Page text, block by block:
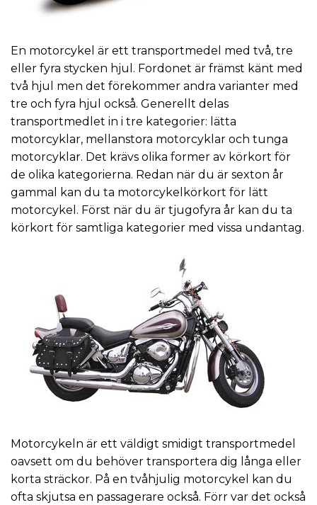
En motorcykel är ett transportmedel med två, tre
eller fyra stycken hjul. Fordonet är främst känt med
två hjul men det förekommer andra varianter med
tre och fyra hjul också. Generellt delas
transportmedlet in i tre kategorier: lätta
motorcyklar, mellanstora motorcyklar och tunga
motorcyklar. Det krävs olika former av körkort för
de olika kategorierna. Redan när du är sexton år
gammal kan du ta motorcykelkörkort för lätt
motorcykel. Först när du är tjugofyra år kan du ta
körkort för samtliga kategorier med vissa undantag.
Motorcykeln är ett väldigt smidigt transportmedel
oavsett om du behöver transportera dig långa eller
korta sträckor. På en tvåhjulig motorcykel kan du
ofta skjutsa en passagerare också. Förr var det också